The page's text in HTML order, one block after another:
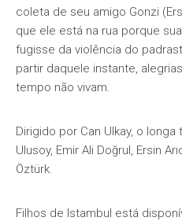
coleta de seu amigo Gonzi
que ele está na rua porque
fugisse da violência do
partir daquele instante,
tempo não vivam.
Dirigido por Can Ulkay, o
Ulusoy, Emir Ali Doğrul, Ersin
Öztürk.
Filhos de Istambul está